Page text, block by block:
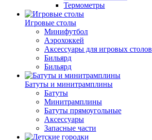
Термометры
Игровые столы
Минифутбол
Аэрохоккей
Аксессуары для игровых столов
Бильяpд
Бильяpд
Батуты и минитрамплины
Батуты
Минитрамплины
Батуты прямоугольные
Аксессуары
Запасные части